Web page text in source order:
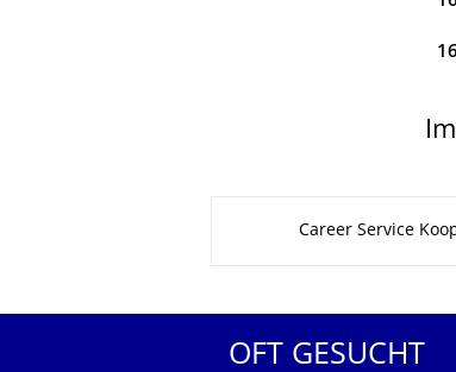
16
Career Service
OFT GESUCHT